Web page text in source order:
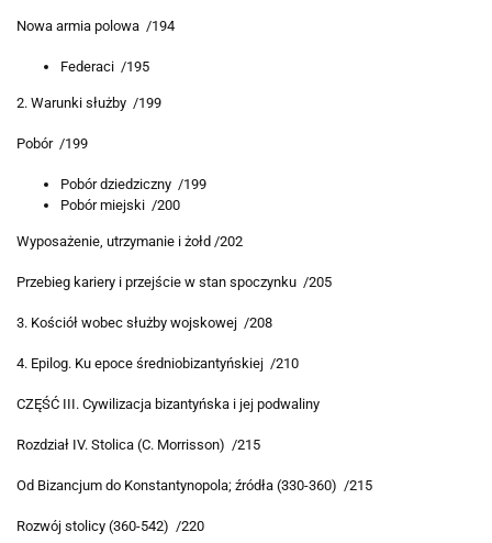
Nowa armia polowa /194
Federaci /195
2. Warunki służby /199
Pobór /199
Pobór dziedziczny /199
Pobór miejski /200
Wyposażenie, utrzymanie i żołd /202
Przebieg kariery i przejście w stan spoczynku /205
3. Kościół wobec służby wojskowej /208
4. Epilog. Ku epoce średniobizantyńskiej /210
CZĘŚĆ III. Cywilizacja bizantyńska i jej podwaliny
Rozdział IV. Stolica (C. Morrisson) /215
Od Bizancjum do Konstantynopola; źródła (330-360) /215
Rozwój stolicy (360-542) /220